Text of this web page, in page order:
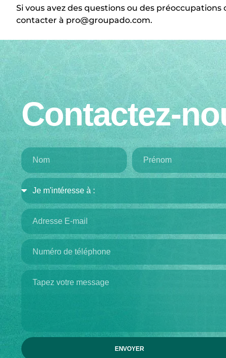
Si vous avez des questions ou des
contacter à pro@groupado.com.
Contactez-
ENVOYER